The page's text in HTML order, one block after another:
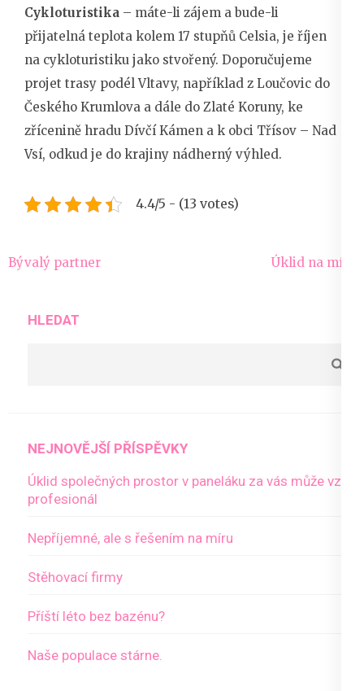
Cykloturistika – máte-li zájem a bude-li
přijatelná teplota kolem 17 stupňů Celsia, je říjen
na cykloturistiku jako stvořený. Doporučujeme
projet trasy podél Vltavy, například z Loučovic do
Českého Krumlova a dále do Zlaté Koruny, ke
zřícenině hradu Dívčí Kámen a k obci Třísov – Nad
Vsí, odkud je do krajiny nádherný výhled.
4.4/5 - (13 votes)
Navigace
Bývalý partner Úklid na míru
HLEDAT
NEJNOVĚJŠÍ PŘÍSPĚVKY
Úklid společných prostor v paneláku za vás může vzít
profesionál
Nepříjemné, ale s řešením na míru
Stěhovací firmy
Příští léto bez bazénu?
Naše populace stárne.